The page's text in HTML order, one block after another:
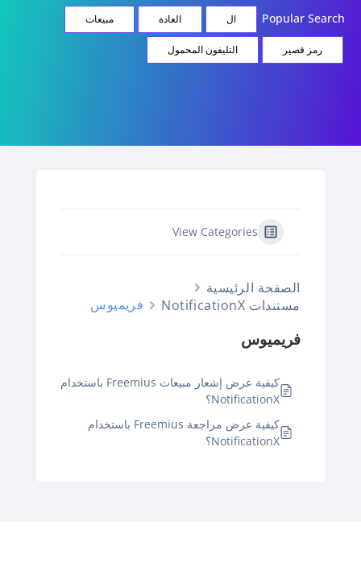
Popular العادة مبيعات
رمز قصير التليفون المحمول
View Categories
الصفحة الرئيسية
مستندات NotificationX
فريميوس
فريميوس
كيفية عرض إشعار مبيعات Freemius باستخدام
NotificationX؟
كيفية عرض مراجعة Freemius باستخدام
NotificationX؟